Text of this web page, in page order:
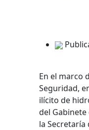
En el marco
Seguridad,
ilícito de
del
la Secretaría